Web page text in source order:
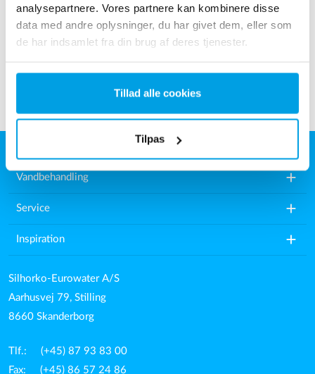
analysepartnere. Vores partnere kan kombinere disse
data med andre oplysninger, du har givet dem, eller som
de har indsamlet fra din brug af deres tjenester.
Tillad alle cookies
Tilpas
mail service.dk@silhorko.dk
Vandbehandling add
Service add
Inspiration add
Silhorko-Eurowater A/S
Aarhusvej 79, Stilling
8660 Skanderborg
Tlf.: (+45) 87 93 83 00
Fax: (+45) 86 57 24 86